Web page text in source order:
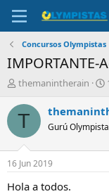
Concursos Olympistas
I
i
a
d
o
r
themanintherain
a
i
T Gurú Olympista
16 Jun 2019
Hola a todos.